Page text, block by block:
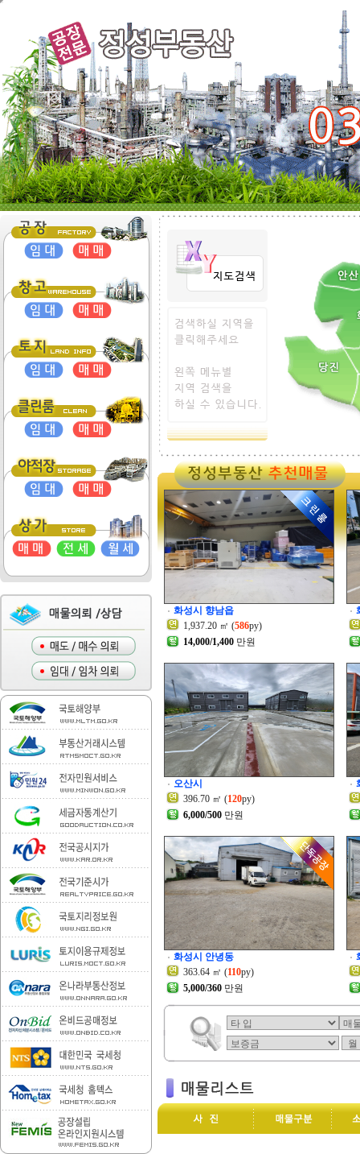
화성시 향남읍
1,937.20 ㎡ (586py)
14,000/1,400 만원
오산시
396.70 ㎡ (120py)
6,000/500 만원
화성시 안녕동
363.64 ㎡ (110py)
5,000/360 만원